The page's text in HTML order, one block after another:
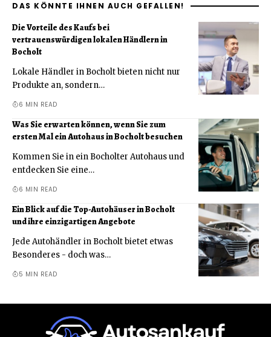
DAS KÖNNTE IHNEN AUCH GEFALLEN!
Die Vorteile des Kaufs bei
vertrauenswürdigen lokalen Händlern in
Bocholt
Lokale Händler in Bocholt bieten nicht nur
Produkte an, sondern…
6 MIN READ
Was Sie erwarten können, wenn Sie zum
ersten Mal ein Autohaus in Bocholt besuchen
Kommen Sie in ein Bocholter Autohaus und
entdecken Sie eine…
6 MIN READ
Ein Blick auf die Top-Autohäuser in Bocholt
und ihre einzigartigen Angebote
Jede Autohändler in Bocholt bietet etwas
Besonderes - doch was…
5 MIN READ